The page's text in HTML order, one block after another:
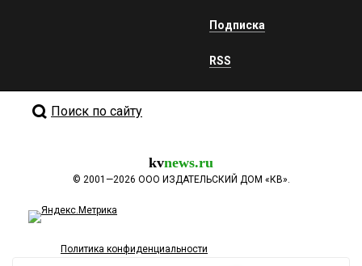
Подписка
RSS
Поиск по сайту
kvnews.ru
© 2001—2026 ООО ИЗДАТЕЛЬСКИЙ ДОМ «КВ».
Политика конфиденциальности